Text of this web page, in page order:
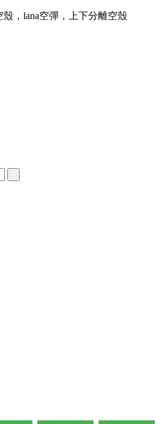
殼，lana空彈，上下分離空殼